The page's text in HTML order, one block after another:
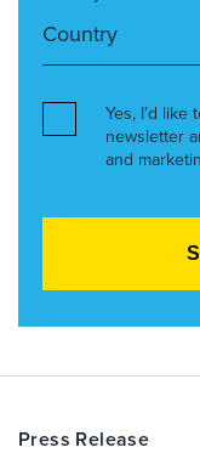
Yes, I’d
newsletter
and
Press Release